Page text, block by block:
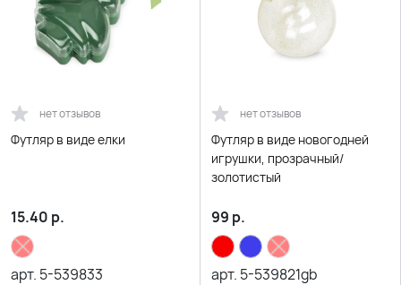
нет отзывов
Футляр в виде елки
15.40 р.
арт. 5-539833
нет отзывов
Футляр в виде новогодней
игрушки, прозрачный/
золотистый
99 р.
арт. 5-539821gb